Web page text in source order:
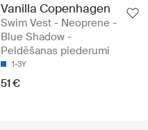
Vanilla Copenhagen
Swim Vest - Neoprene -
Blue Shadow -
Peldēšanas piederumi
1-3Y
51 €